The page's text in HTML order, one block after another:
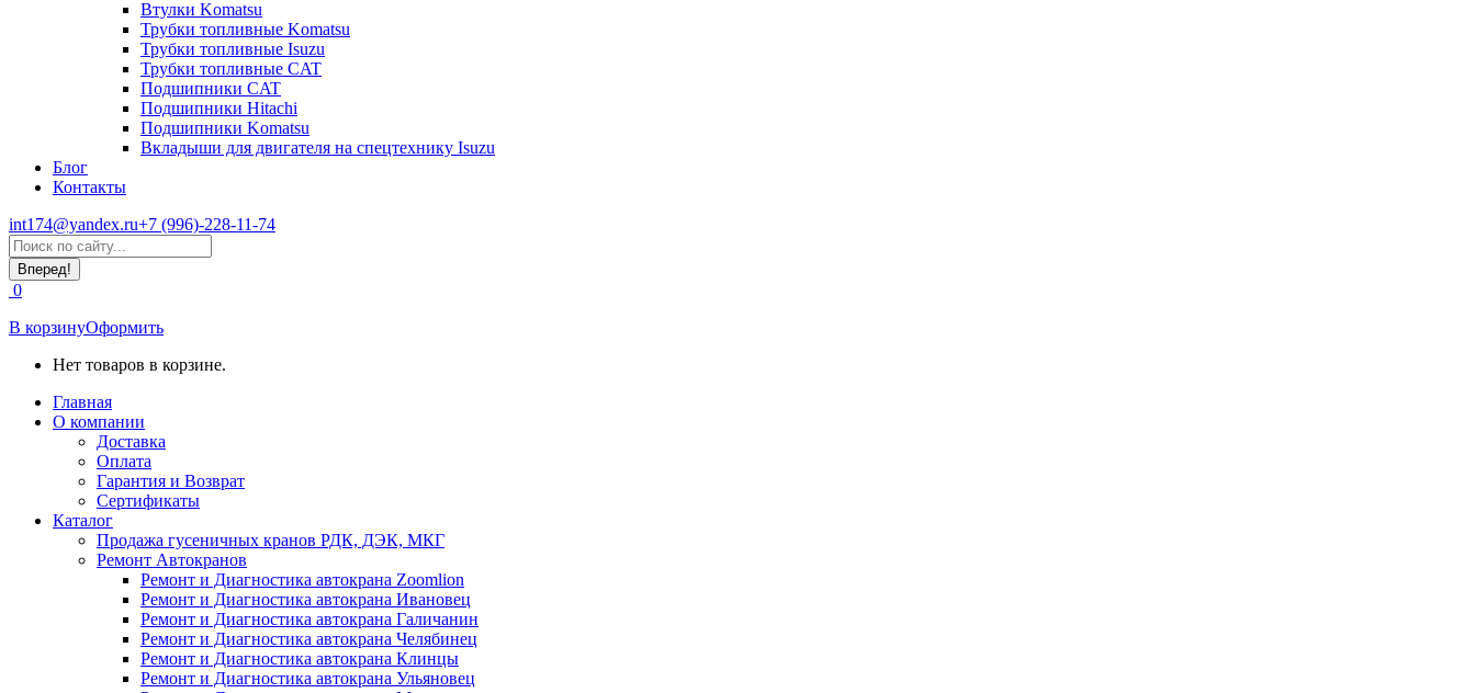
Втулки Komatsu
Трубки топливные Komatsu
Трубки топливные Isuzu
Трубки топливные CAT
Подшипники CAT
Подшипники Hitachi
Подшипники Komatsu
Вкладыши для двигателя на спецтехнику Isuzu
Блог
Контакты
int174@yandex.ru+7 (996)-228-11-74
Страница
WhatsApp
открывается
в
новом
окне
Поиск:
0
В корзинуОформить
Нет товаров в корзине.
Главная
О компании
Доставка
Оплата
Гарантия и Возврат
Сертификаты
Каталог
Продажа гусеничных кранов РДК, ДЭК, МКГ
Ремонт Автокранов
Ремонт и Диагностика автокрана Zoomlion
Ремонт и Диагностика автокрана Ивановец
Ремонт и Диагностика автокрана Галичанин
Ремонт и Диагностика автокрана Челябинец
Ремонт и Диагностика автокрана Клинцы
Ремонт и Диагностика автокрана Ульяновец